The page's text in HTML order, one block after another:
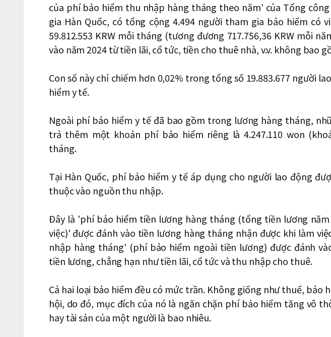
của phí bảo hiểm thu nhập hàng tháng theo năm' của Tổng
gia Hàn Quốc, có tổng cộng 4.494 người tham gia bảo hiểm có
59.812.553 KRW mỗi tháng (tương đương 717.756,36 KRW mỗi
vào năm 2024 từ tiền lãi, cổ tức, tiền cho thuê nhà, v.v. không bao
Con số này chỉ chiếm hơn 0,02% trong tổng số 19.883.677 người
hiểm y tế.
Ngoài phí bảo hiểm y tế đã bao gồm trong lương hàng tháng,
trả thêm một khoản phí bảo hiểm riêng là 4.247.110 won
tháng.
Tại Hàn Quốc, phí bảo hiểm y tế áp dụng cho người lao động
thuộc vào nguồn thu nhập.
Đây là 'phí bảo hiểm tiền lương hàng tháng (tổng tiền lương
việc)' được đánh vào tiền lương hàng tháng nhận được khi làm
nhập hàng tháng' (phí bảo hiểm ngoài tiền lương) được đánh
tiền lương, chẳng hạn như tiền lãi, cổ tức và thu nhập cho thuê.
Cả hai loại bảo hiểm đều có mức trần. Không giống như thuế, bảo
hội, do đó, mục đích của nó là ngăn chặn phí bảo hiểm tăng vô
hay tài sản của một người là bao nhiêu.